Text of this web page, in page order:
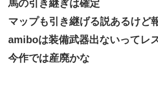
馬の引き継ぎは確定
マップも引き継げる説あるけど
amiboは装備武器出ないってレ
今作では産廃かな